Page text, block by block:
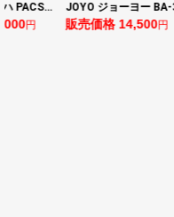
YAMAHA ヤマハ PACS+12 ASP Pacifica Standard Plus パシフィカスタンダードプラス エレキギター
円
JOYO ジョーヨー BA-30 VIBE CUBE BLK 30W 小型ベースアンプ Bluetooth+OTGオーディオI/F搭載
販売価格 14,500円